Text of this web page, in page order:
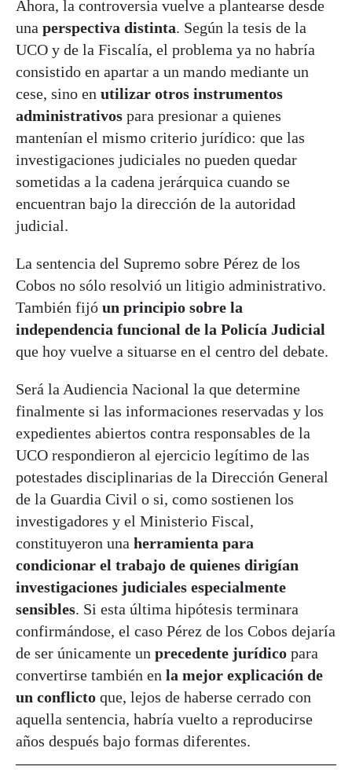
Ahora, la controversia vuelve a plantearse desde
una perspectiva distinta. Según la tesis de la
UCO y de la Fiscalía, el problema ya no habría
consistido en apartar a un mando mediante un
cese, sino en utilizar otros instrumentos
administrativos para presionar a quienes
mantenían el mismo criterio jurídico: que las
investigaciones judiciales no pueden quedar
sometidas a la cadena jerárquica cuando se
encuentran bajo la dirección de la autoridad
judicial.
La sentencia del Supremo sobre Pérez de los
Cobos no sólo resolvió un litigio administrativo.
También fijó un principio sobre la
independencia funcional de la Policía Judicial
que hoy vuelve a situarse en el centro del debate.
Será la Audiencia Nacional la que determine
finalmente si las informaciones reservadas y los
expedientes abiertos contra responsables de la
UCO respondieron al ejercicio legítimo de las
potestades disciplinarias de la Dirección General
de la Guardia Civil o si, como sostienen los
investigadores y el Ministerio Fiscal,
constituyeron una herramienta para
condicionar el trabajo de quienes dirigían
investigaciones judiciales especialmente
sensibles. Si esta última hipótesis terminara
confirmándose, el caso Pérez de los Cobos dejaría
de ser únicamente un precedente jurídico para
convertirse también en la mejor explicación de
un conflicto que, lejos de haberse cerrado con
aquella sentencia, habría vuelto a reproducirse
años después bajo formas diferentes.